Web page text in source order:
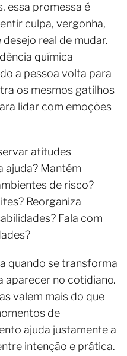
essa promessa é
culpa, vergonha,
real de mudar.
química
a pessoa volta para
os mesmos gatilhos
lidar com emoções
atitudes
ajuda? Mantém
de risco?
Reorganiza
Fala com
quando se transforma
aparecer no cotidiano.
valem mais do que
de
ajuda justamente a
intenção e prática.